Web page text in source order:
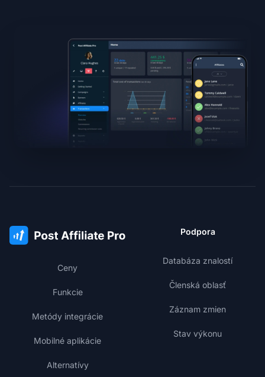
Ceny
Funkcie
Metódy integrácie
Mobilné aplikácie
Alternatívy
Podpora
Databáza znalostí
Členská oblasť
Záznam zmien
Stav výkonu